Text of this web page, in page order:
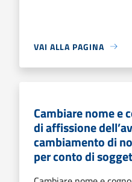
VAI ALLA PAGINA
Cambiare nome e
di affissione
cambiamento di
per conto di